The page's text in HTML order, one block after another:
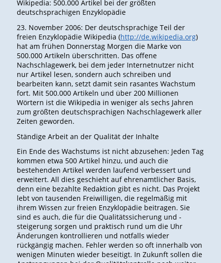
Wikipedia: 500.000 Artikel bei der größten
deutschsprachigen Enzyklopädie
23. November 2006: Der deutschsprachige Teil der
freien Enzyklopädie Wikipedia (http://de.wikipedia.org)
hat am frühen Donnerstag Morgen die Marke von
500.000 Artikeln überschritten. Das offene
Nachschlagewerk, bei dem jeder Internetnutzer nicht
nur Artikel lesen, sondern auch schreiben und
bearbeiten kann, setzt damit sein rasantes Wachstum
fort. Mit 500.000 Artikeln und über 200 Millionen
Wörtern ist die Wikipedia in weniger als sechs Jahren
zum größten deutschsprachigen Nachschlagewerk aller
Zeiten geworden.
Ständige Arbeit an der Qualität der Inhalte
Ein Ende des Wachstums ist nicht abzusehen: Jeden Tag
kommen etwa 500 Artikel hinzu, und auch die
bestehenden Artikel werden laufend verbessert und
erweitert. All dies geschieht auf ehrenamtlicher Basis,
denn eine bezahlte Redaktion gibt es nicht. Das Projekt
lebt von tausenden Freiwilligen, die regelmäßig mit
ihrem Wissen zur freien Enzyklopädie beitragen. Sie
sind es auch, die für die Qualitätssicherung und -
steigerung sorgen und praktisch rund um die Uhr
Änderungen kontrollieren und notfalls wieder
rückgängig machen. Fehler werden so oft innerhalb von
wenigen Minuten wieder beseitigt. In Zukunft sollen die